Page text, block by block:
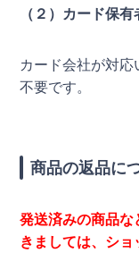
（２）カード保
カード会社が対
不要です。
商品の返品に
発送済みの商品
きましては、ショ